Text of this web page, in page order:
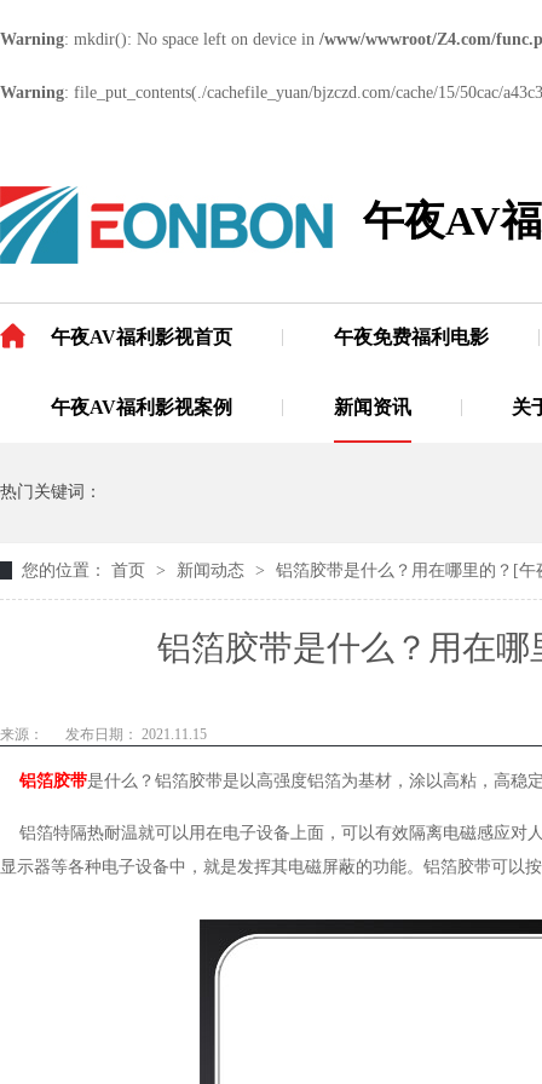
Warning: mkdir(): No space left on device in /www/wwwroot/Z4.com/
Warning: file_put_contents(./cachefile_yuan/bjzczd.com/cache/15/50cac/
午夜AV
午夜AV福利影视首页 午夜免费福利电影
午夜AV福利影视案例 新闻资讯 关
热门关键词：
您的位置： 首页 > 新闻动态 > 铝箔胶带是什么？用在哪里的？[午
铝箔胶带是什么？用在
来源： 发布日期： 2021.11.15
铝箔胶带是什么？铝箔胶带是以高强度铝箔为基材，涂以高粘，高稳
铝箔特隔热耐温就可以用在电子设备上面，可以有效隔离电磁感应对
显示器等各种电子设备中，就是发挥其电磁屏蔽的功能。铝箔胶带可以